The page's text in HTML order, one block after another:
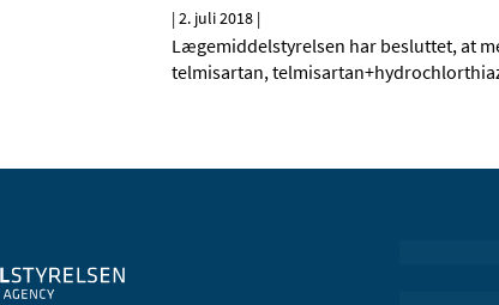
|2. juli 2018 |
Lægemiddelstyrelsen har besluttet, at
telmisartan,